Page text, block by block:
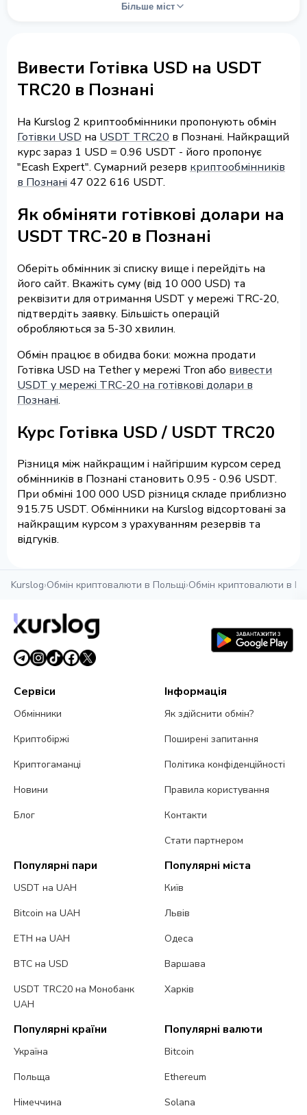
Більше міст
Вивести Готівка USD на USDT
TRC20 в Познані
На Kurslog 2 криптообмінники пропонують обмін
Готівки USD на USDT TRC20 в Познані. Найкращий
курс зараз 1 USD = 0.96 USDT - його пропонує
"Ecash Expert". Сумарний резерв криптообмінників
в Познані 47 022 616 USDT.
Як обміняти готівкові долари на
USDT TRC-20 в Познані
Оберіть обмінник зі списку вище і перейдіть на
його сайт. Вкажіть суму (від 10 000 USD) та
реквізити для отримання USDT у мережі TRC-20,
підтвердіть заявку. Більшість операцій
обробляються за 5-30 хвилин.
Обмін працює в обидва боки: можна продати
Готівка USD на Tether у мережі Tron або вивести
USDT у мережі TRC-20 на готівкові долари в
Познані.
Курс Готівка USD / USDT TRC20
Різниця між найкращим і найгіршим курсом серед
обмінників в Познані становить 0.95 - 0.96 USDT.
При обміні 100 000 USD різниця складе приблизно
915.75 USDT. Обмінники на Kurslog відсортовані за
найкращим курсом з урахуванням резервів та
відгуків.
Kurslog›Обмін криптовалюти в Польщі›Обмін криптовалюти в
Сервіси
Обмінники
Криптобіржі
Криптогаманці
Новини
Блог
Інформація
Як здійснити обмін?
Поширені запитання
Політика конфіденційності
Правила користування
Контакти
Стати партнером
Популярні пари
USDT на UAH
Bitcoin на UAH
ETH на UAH
BTC на USD
USDT TRC20 на Монобанк
UAH
Популярні міста
Київ
Львів
Одеса
Варшава
Харків
Популярні країни
Україна
Польща
Німеччина
Популярні валюти
Bitcoin
Ethereum
Solana